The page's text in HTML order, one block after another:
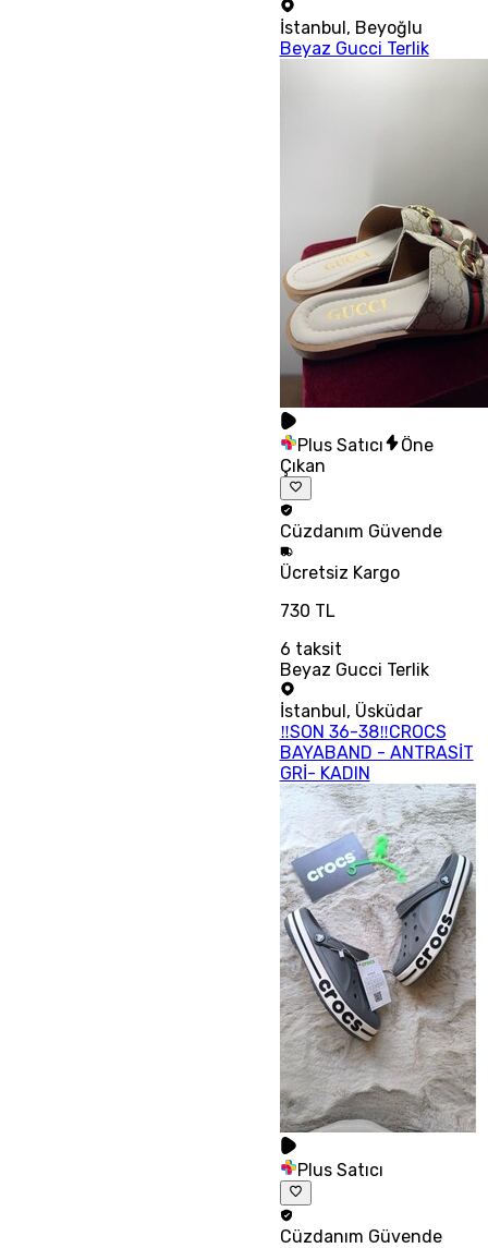
İstanbul, Beyoğlu
Beyaz Gucci Terlik
Plus Satıcı
Öne
Çıkan
Cüzdanım Güvende
Ücretsiz Kargo
730 TL
6 taksit
Beyaz Gucci Terlik
İstanbul , Üsküdar
‼SON 36-38‼CROCS
BAYABAND - ANTRASİT
GRİ- KADIN
Plus Satıcı
Cüzdanım Güvende